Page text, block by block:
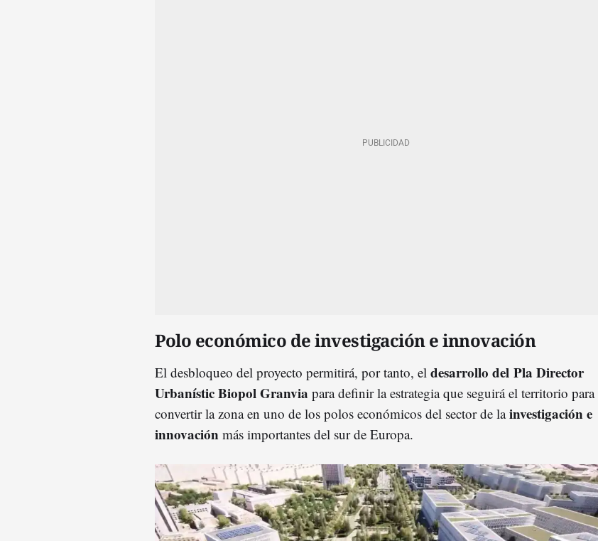
Polo económico de investigación e innovación
El desbloqueo del proyecto permitirá, por tanto, el desarrollo del Pla Director
Urbanístic Biopol Granvia para definir la estrategia que seguirá el territorio para
convertir la zona en uno de los polos económicos del sector de lainvestigación e
innovación más importantes del sur de Europa.